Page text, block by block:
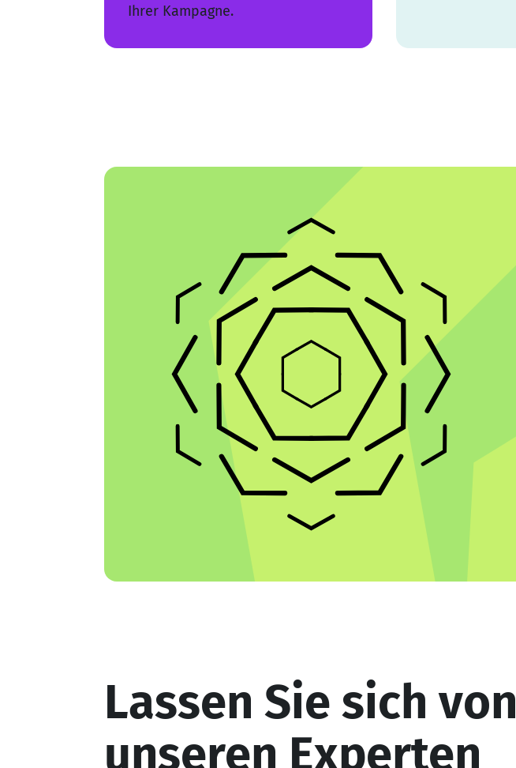
Ihrer Kampagne.
Lassen Sie sich von
unseren Experten